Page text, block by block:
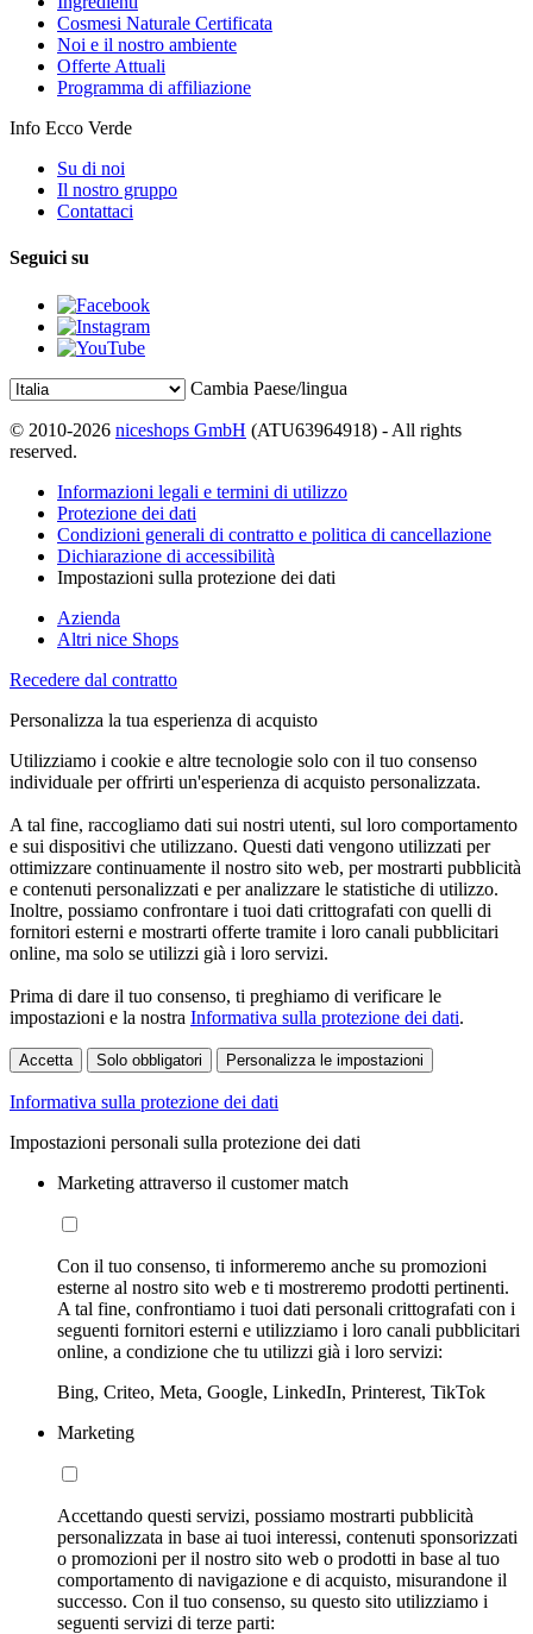
Cosmesi Naturale Certificata
Noi e il nostro ambiente
Offerte Attuali
Programma di affiliazione
Info Ecco Verde
Su di noi
Il nostro gruppo
Contattaci
Seguici su
Cambia Paese/lingua
© 2010-2026 niceshops GmbH (ATU63964918) - All rights
reserved.
Informazioni legali e termini di utilizzo
Protezione dei dati
Condizioni generali di contratto e politica di cancellazione
Dichiarazione di accessibilità
Impostazioni sulla protezione dei dati
Azienda
Altri nice Shops
Recedere dal contratto
Personalizza la tua esperienza di acquisto
Utilizziamo i cookie e altre tecnologie solo con il tuo consenso
individuale per offrirti un'esperienza di acquisto personalizzata.
A tal fine, raccogliamo dati sui nostri utenti, sul loro comportamento
e sui dispositivi che utilizzano. Questi dati vengono utilizzati per
ottimizzare continuamente il nostro sito web, per mostrarti pubblicità
e contenuti personalizzati e per analizzare le statistiche di utilizzo.
Inoltre, possiamo confrontare i tuoi dati crittografati con quelli di
fornitori esterni e mostrarti offerte tramite i loro canali pubblicitari
online, ma solo se utilizzi già i loro servizi.
Prima di dare il tuo consenso, ti preghiamo di verificare le
impostazioni e la nostra Informativa sulla protezione dei dati.
Accetta Solo obbligatori Personalizza le impostazioni
Informativa sulla protezione dei dati
Impostazioni personali sulla protezione dei dati
Marketing attraverso il customer match
Con il tuo consenso, ti informeremo anche su promozioni
esterne al nostro sito web e ti mostreremo prodotti pertinenti.
A tal fine, confrontiamo i tuoi dati personali crittografati con i
seguenti fornitori esterni e utilizziamo i loro canali pubblicitari
online, a condizione che tu utilizzi già i loro servizi:
Bing, Criteo, Meta, Google, LinkedIn, Printerest, TikTok
Marketing
Accettando questi servizi, possiamo mostrarti pubblicità
personalizzata in base ai tuoi interessi, contenuti sponsorizzati
o promozioni per il nostro sito web o prodotti in base al tuo
comportamento di navigazione e di acquisto, misurandone il
successo. Con il tuo consenso, su questo sito utilizziamo i
seguenti servizi di terze parti: